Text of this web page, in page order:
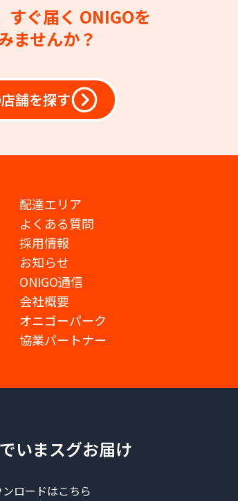
すぐ届く ONIGOを
ませんか？
舗を探す
配達エリア
よくある質問
採用情報
お知らせ
ONIGO通信
会社概要
オニゴーパーク
協業パートナー
いまスグお届け
ロードはこちら